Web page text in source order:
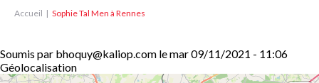
Accueil Sophie Tal Men à Rennes
Soumis par bhoquy@kaliop.com lemar 09/11/2021 - 11:06
Géolocalisation